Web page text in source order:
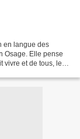
en langue des
Osage. Elle pense
vivre et de tous, le